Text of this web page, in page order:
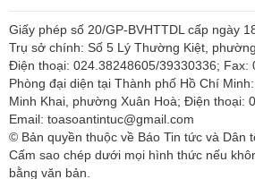
Giấy phép số 20/GP-BVHTTDL cấp ngày
Trụ sở chính: Số 5 Lý Thường Kiệt,
Điện thoại: 024.38248605/39330336; Fax:
Phòng đại diện tại Thành phố Hồ Chí
Minh Khai, phường Xuân Hoà; Điện thoại:
Email: toasoantintuc@gmail.com
© Bản quyền thuộc về Báo Tin tức và Dân
Cấm sao chép dưới mọi hình thức nếu
bằng văn bản.